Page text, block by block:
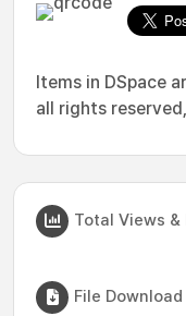
Items in DSpace
all rights
Total Views &
File Download